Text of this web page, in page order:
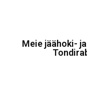
Meie jäähoki-